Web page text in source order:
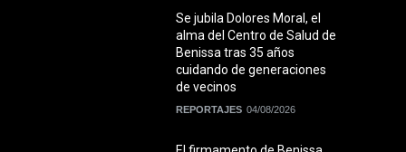
Se jubila Dolores Moral, el
alma del Centro de Salud de
Benissa tras 35 años
cuidando de generaciones
de vecinos
REPORTAJES 04/08/2026